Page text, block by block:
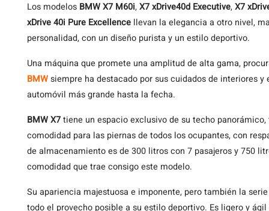
Los modelos BMW X7 M60i,X7 xDrive40d Executive,X7
xDrive 40i Pure Excellence llevan la elegancia a otro nivel,
personalidad, con un diseño purista y un estilo deportivo.
Una máquina que promete una amplitud de alta gama,
BMWsiempre ha destacado por sus cuidados de interiores
automóvil más grande hasta la fecha.
BMW X7tiene un espacio exclusivo de su techo
comodidad para las piernas de todos los ocupantes, con
de almacenamiento es de 300 litros con 7 pasajeros y 750
comodidad que trae consigo este modelo.
Su apariencia majestuosa e imponente, pero también la
todo el provecho posible a su estilo deportivo. Es ligero y